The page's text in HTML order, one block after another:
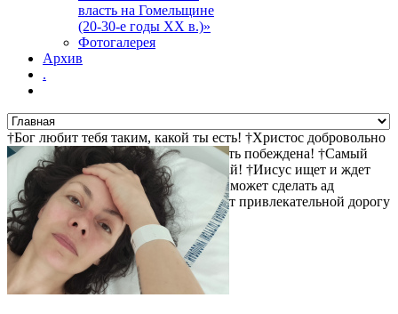
власть на Гомельщине
(20-30-е годы ХХ в.)»
Фотогалерея
Архив
.
†Бог любит тебя таким, какой ты есть! †Христос добровольно
пошел на крест за твои грехи †Смерть побеждена! †Самый
прямой путь к спасению - не осуждай! †Иисус ищет и ждет
тебя! †Христос воскрес! †Дьявол не может сделать ад
привлекательным, поэтому он делает привлекательной дорогу
туда